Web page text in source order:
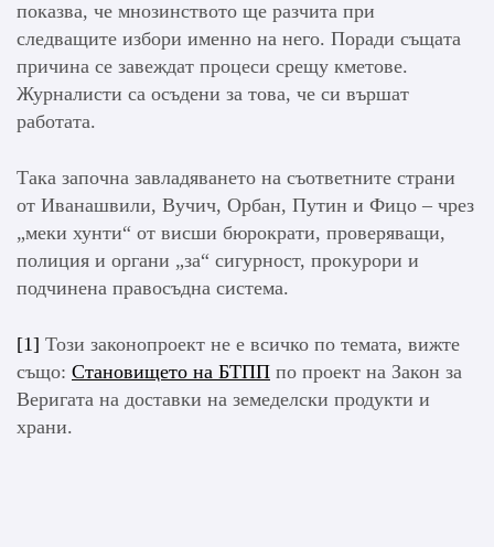
показва, че мнозинството ще разчита при
следващите избори именно на него. Поради същата
причина се завеждат процеси срещу кметове.
Журналисти са осъдени за това, че си вършат
работата.
Така започна завладяването на съответните страни
от Иванашвили, Вучич, Орбан, Путин и Фицо – чрез
„меки хунти“ от висши бюрократи, проверяващи,
полиция и органи „за“ сигурност, прокурори и
подчинена правосъдна система.
[1] Този законопроект не е всичко по темата, вижте
също: Становището на БТПП по проект на Закон за
Веригата на доставки на земеделски продукти и
храни.